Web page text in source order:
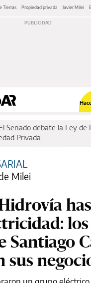
Tierras Propiedad privada Javier Milei
Senado debate la Ley de
Privada
Milei
los
Santiago
sus